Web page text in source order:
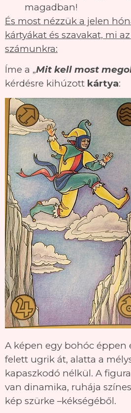
magadban!
És most nézzük a jelen
kártyákat és szavakat, mi
számunkra:
Íme a „Mit kell most
kérdésre kihúzott kártya:
A képen egy bohóc éppen
felett ugrik át, alatta a
kapaszkodó nélkül. A
van dinamika, ruhája
kép szürke –kékségéből.